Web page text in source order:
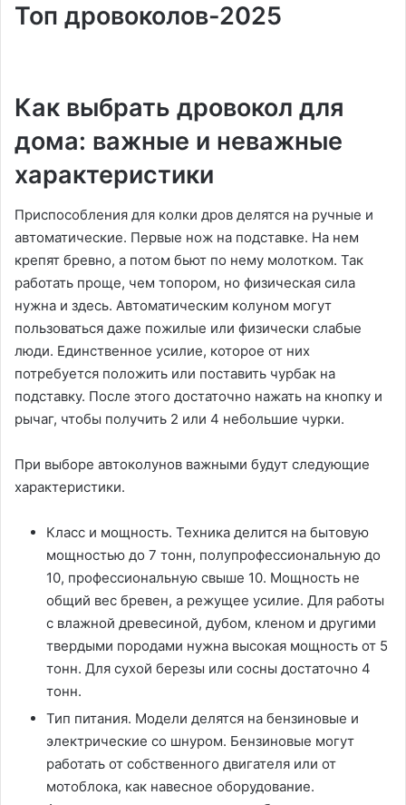
Топ дровоколов-2025
Как выбрать дровокол для
дома: важные и неважные
характеристики
Приспособления для колки дров делятся на ручные и
автоматические. Первые нож на подставке. На нем
крепят бревно, а потом бьют по нему молотком. Так
работать проще, чем топором, но физическая сила
нужна и здесь. Автоматическим колуном могут
пользоваться даже пожилые или физически слабые
люди. Единственное усилие, которое от них
потребуется положить или поставить чурбак на
подставку. После этого достаточно нажать на кнопку и
рычаг, чтобы получить 2 или 4 небольшие чурки.
При выборе автоколунов важными будут следующие
характеристики.
Класс и мощность. Техника делится на бытовую
мощностью до 7 тонн, полупрофессиональную до
10, профессиональную свыше 10. Мощность не
общий вес бревен, а режущее усилие. Для работы
с влажной древесиной, дубом, кленом и другими
твердыми породами нужна высокая мощность от 5
тонн. Для сухой березы или сосны достаточно 4
тонн.
Тип питания. Модели делятся на бензиновые и
электрические со шнуром. Бензиновые могут
работать от собственного двигателя или от
мотоблока, как навесное оборудование.